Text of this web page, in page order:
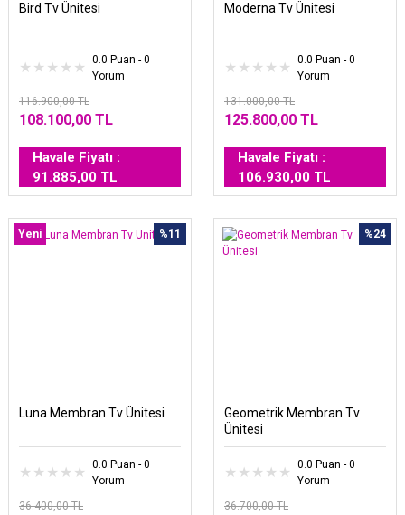
Bird Tv Ünitesi
0.0 Puan - 0
Yorum
116.900,00 TL
108.100,00 TL
Havale Fiyatı :
91.885,00 TL
Moderna Tv Ünitesi
0.0 Puan - 0
Yorum
131.000,00 TL
125.800,00 TL
Havale Fiyatı :
106.930,00 TL
%11
Yeni
Luna Membran Tv Ünitesi
0.0 Puan - 0
Yorum
36.400,00 TL
%24
Geometrik Membran Tv
Ünitesi
0.0 Puan - 0
Yorum
36.700,00 TL